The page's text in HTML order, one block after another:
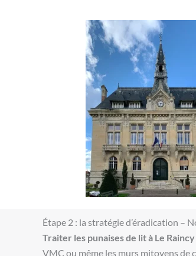
Étape 2 : la stratégie d’éradication –
Traiter les punaises de lit à Le Raincy
VMC ou même les murs mitoyens de